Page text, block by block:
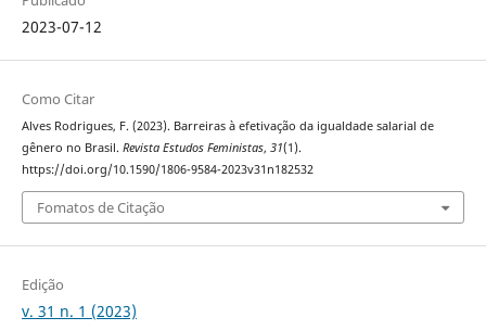
2023-07-12
Como Citar
Alves Rodrigues, F. (2023). Barreiras à efetivação da igualdade salarial de
gênero no Brasil. Revista Estudos Feministas, 31(1).
https://doi.org/10.1590/1806-9584-2023v31n182532
Fomatos de Citação
Edição
v. 31 n. 1 (2023)